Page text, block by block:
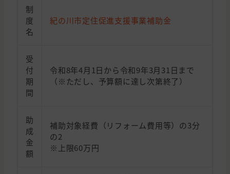
制
度
名
紀の川市定住促進支援事業補助金
受
付
期
間
令和8年4月1日から令和9年3月31日まで
（※ただし、予算額に達し次第終了）
助
成
金
額
補助対象経費（リフォーム費用等）の3分
の2
※上限60万円